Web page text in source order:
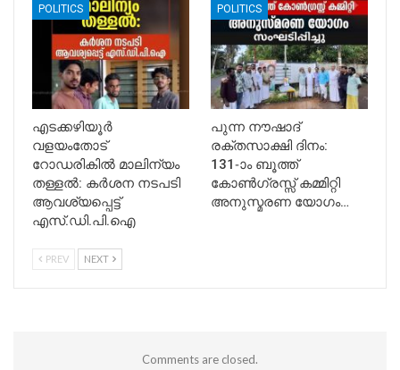
POLITICS
എടക്കഴിയൂർ
വളയംതോട്
റോഡരികിൽ മാലിന്യം
തള്ളൽ: കർശന നടപടി
ആവശ്യപ്പെട്ട്
എസ്.ഡി.പി.ഐ
POLITICS
പുന്ന നൗഷാദ്
രക്തസാക്ഷി ദിനം:
131-ാം ബൂത്ത്
കോൺഗ്രസ്സ് കമ്മിറ്റി
അനുസ്മരണ യോഗം…
PREV NEXT
Comments are closed.